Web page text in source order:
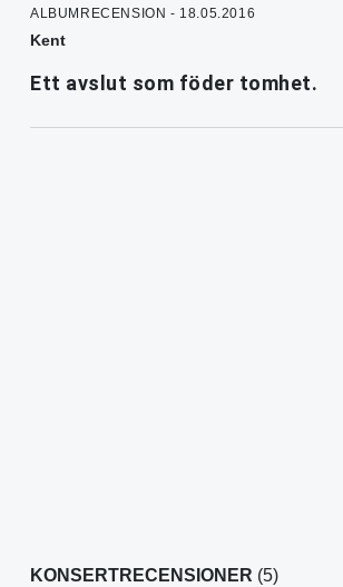
ALBUMRECENSION - 18.05.2016
Kent
Ett avslut som föder tomhet.
KONSERTRECENSIONER (5)